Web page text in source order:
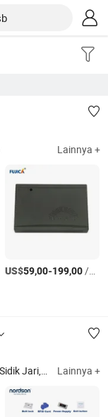
Lainnya +
US$59,00-199,00/Bagian
Kunci Magnetik, Kontrol Akses, Kontrol Akses Sidik Jari, Kunci Elektromagnetik, Baut Listrik, Serangan Listrik, Kehadiran Sidik Jari, Sistem Tur Penjaga, Kehadiran, Pembuka Pintu Ayun Otomatis Lainnya +